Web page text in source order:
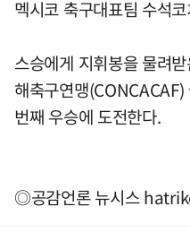
멕시코 축구대표팀 수석
스승에게 지휘봉을 물려
해축구연맹
번째 우승에 도전한다.
◎공감언론 뉴시스